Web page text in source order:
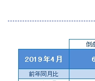
導入
採用
よく